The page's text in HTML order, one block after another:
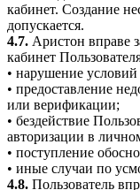
кабинет. Создание
допускается.
4.7. Аристон вправе
кабинет
• нарушение
• предоставление
или верификации;
• бездействие
авторизации в
• поступление
• иные случаи по
4.8. Пользователь